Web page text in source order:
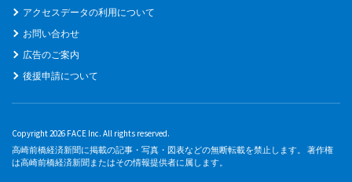
アクセスデータの利用について
お問い合わせ
広告のご案内
後援申請について
Copyright 2026 FACE Inc. All rights reserved.
高崎前橋経済新聞に掲載の記事・写真・図表などの無断転載を禁止します。 著作権
は高崎前橋経済新聞またはその情報提供者に属します。